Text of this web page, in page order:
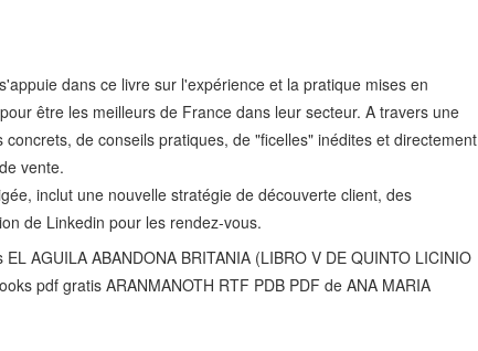
dans ce livre sur l'expérience et la pratique mises en
être les meilleurs de France dans leur secteur. A travers une
de conseils pratiques, de "ficelles" inédites et directement
vente.
inclut une nouvelle stratégie de découverte client, des
de Linkedin pour les rendez-vous.
AGUILA ABANDONA BRITANIA (LIBRO V DE QUINTO LICINIO
pdf gratis ARANMANOTH RTF PDB PDF de ANA MARIA